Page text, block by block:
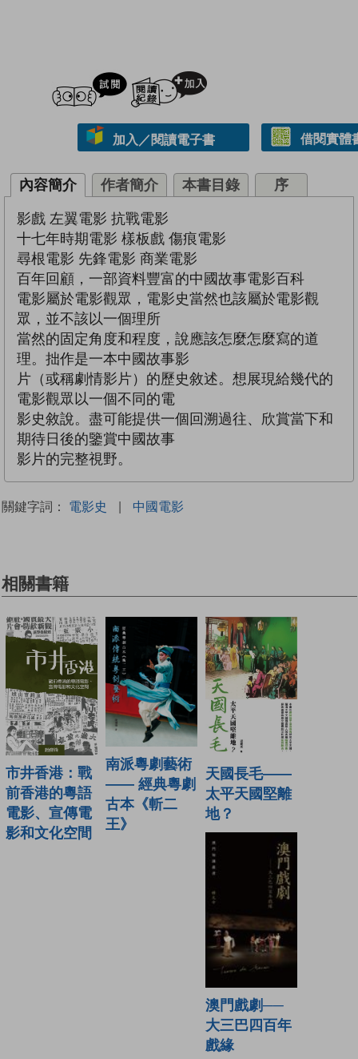
試閲
加入／閱讀電子書 借閱實體
內容簡介 作者簡介 本書目錄 序
影戲 左翼電影 抗戰電影
十七年時期電影 樣板戲 傷痕電影
尋根電影 先鋒電影 商業電影
百年回顧，一部資料豐富的中國故事電影百科
電影屬於電影觀眾，電影史當然也該屬於電影觀
眾，並不該以一個理所
當然的固定角度和程度，說應該怎麼怎麼寫的道
理。拙作是一本中國故事影
片（或稱劇情影片）的歷史敘述。想展現給幾代的
電影觀眾以一個不同的電
影史敘說。盡可能提供一個回溯過往、欣賞當下和
期待日後的鑒賞中國故事
影片的完整視野。
關鍵字詞： 電影史 | 中國電影
相關書籍
市井香港：戰
前香港的粵語
電影、宣傳電
影和文化空間
南派粵劇藝術
—— 經典粵劇
古本《斬二
王》
天國長毛——
太平天國堅離
地？
澳門戲劇──
大三巴四百年
戲緣